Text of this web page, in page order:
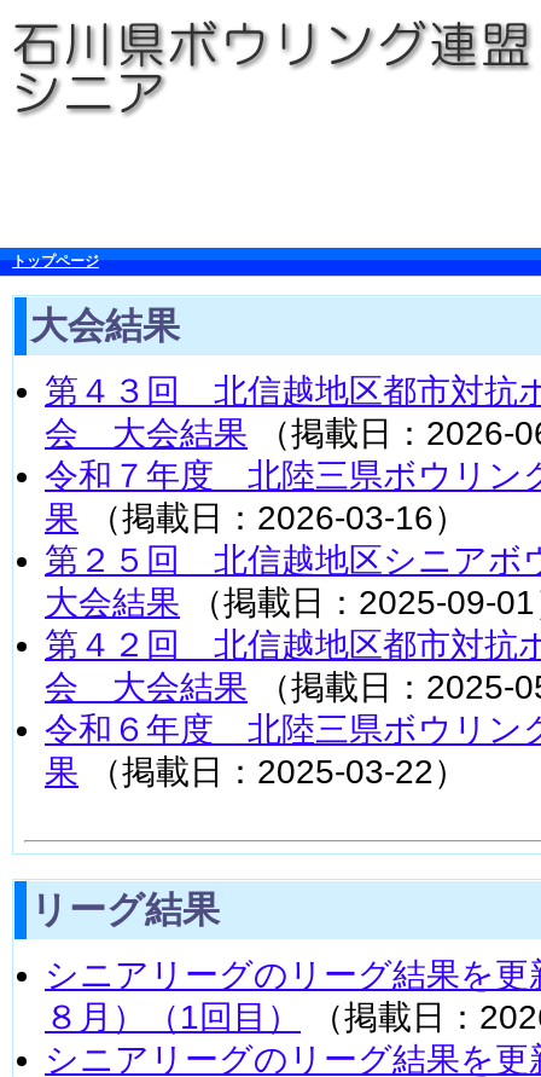
トップページ
大会結果
第４３回 北信越地区都市対抗
会 大会結果 （掲載日：2026-
令和７年度 北陸三県ボウリ
果 （掲載日：2026-03-16）
第２５回 北信越地区シニア
大会結果 （掲載日：2025-09-
第４２回 北信越地区都市対抗
会 大会結果 （掲載日：2025-
令和６年度 北陸三県ボウリ
果 （掲載日：2025-03-22）
リーグ結果
シニアリーグのリーグ結果を
８月）（1回目）
（掲載日：
シニアリーグのリーグ結果を